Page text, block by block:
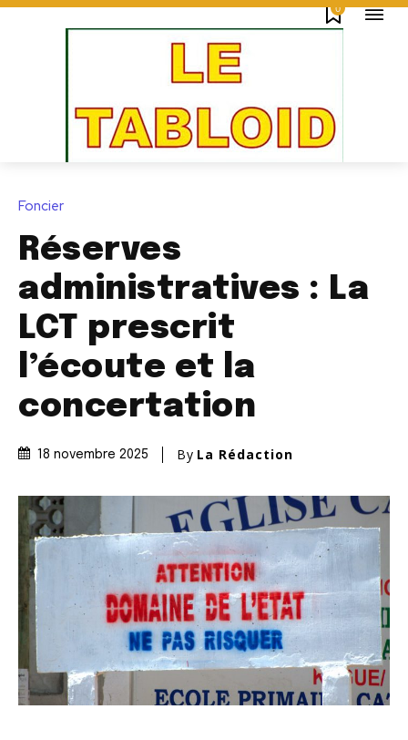
0
Foncier
Réserves
administratives : La
LCT prescrit
l’écoute et la
concertation
18 novembre 2025 By La Rédaction